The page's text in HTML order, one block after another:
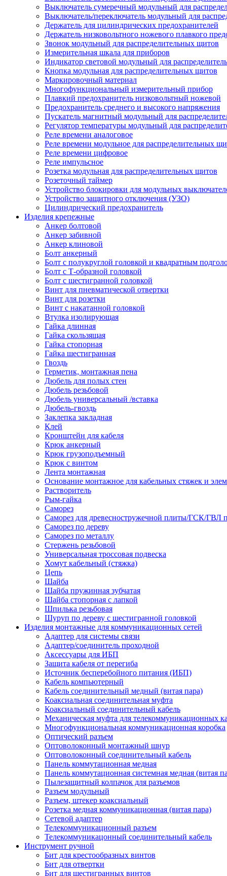
Выключатель сумеречный модульный для
Выключатель/переключатель модульный для
Держатель для цилиндрических предохранителей
Держатель низковольтного ножевого плавкого
Звонок модульный для распределительных щитов
Измерительная шкала для приборов
Индикатор световой модульный для
Кнопка модульная для распределительных щитов
Маркировочный материал
Многофункциональный измерительный прибор
Плавкий предохранитель низковольтный ножевой
Предохранитель среднего и высокого напряжения
Пускатель магнитный модульный для
Регулятор температуры модульный для
Реле времени аналоговое
Реле времени модульное для распределительных
Реле времени цифровое
Реле импульсное
Розетка модульная для распределительных щитов
Розеточный таймер
Устройство блокировки для модульных
Устройство защитного отключения (УЗО)
Цилиндрический предохранитель
Изделия крепежные
Анкер болтовой
Анкер забивной
Анкер клиновой
Болт анкерный
Болт с полукруглой головкой и квадратным
Болт с Т-образной головкой
Болт с шестигранной головкой
Винт для пневматической отвертки
Винт для розетки
Винт с накатанной головкой
Втулка изолирующая
Гайка длинная
Гайка скользящая
Гайка стопорная
Гайка шестигранная
Гвоздь
Герметик, монтажная пена
Дюбель для полых стен
Дюбель резьбовой
Дюбель универсальный /вставка
Дюбель-гвоздь
Заклепка закладная
Клей
Кронштейн для кабеля
Крюк анкерный
Крюк грузоподъемный
Крюк с винтом
Лента монтажная
Основание монтажное для кабельных стяжек и
Растворитель
Рым-гайка
Саморез
Саморез для древесностружечной плиты/ГСК/ГВЛ
Саморез по дереву
Саморез по металлу
Стержень резьбовой
Универсальная троссовая подвеска
Хомут кабельный (стяжка)
Цепь
Шайба
Шайба пружинная зубчатая
Шайба стопорная с лапкой
Шпилька резьбовая
Шуруп по дереву с шестигранной головкой
Изделия монтажные для коммуникационных сетей
Адаптер для системы связи
Адаптер/соединитель проходной
Аксессуары для ИБП
Защита кабеля от перегиба
Источник бесперебойного питания (ИБП)
Кабель компьютерный
Кабель соединительный медный (витая пара)
Коаксиальная соединительная муфта
Коаксиальный соединительный кабель
Механическая муфта для телекоммуникационных
Многофункциональная коммуникационная коробка
Оптический разъем
Оптоволоконный монтажный шнур
Оптоволоконный соединительный кабель
Панель коммутационная медная
Панель коммутационная системная медная (витая
Пылезащитный колпачок для разъемов
Разъем модульный
Разъем, штекер коаксиальный
Розетка медная коммуникационная (витая пара)
Сетевой адаптер
Телекоммуникационный разъем
Телекоммуникацонный соединительный кабель
Инструмент ручной
Бит для крестообразных винтов
Бит для отвертки
Бит для шестигранных винтов